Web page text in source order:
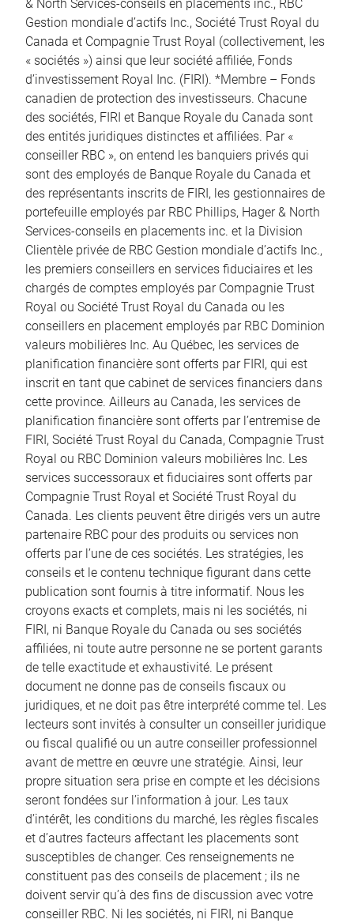
& North Services-conseils en placements inc., RBC
Gestion mondiale d’actifs Inc., Société Trust Royal du
Canada et Compagnie Trust Royal (collectivement, les
« sociétés ») ainsi que leur société affiliée, Fonds
d’investissement Royal Inc. (FIRI). *Membre – Fonds
canadien de protection des investisseurs. Chacune
des sociétés, FIRI et Banque Royale du Canada sont
des entités juridiques distinctes et affiliées. Par «
conseiller RBC », on entend les banquiers privés qui
sont des employés de Banque Royale du Canada et
des représentants inscrits de FIRI, les gestionnaires de
portefeuille employés par RBC Phillips, Hager & North
Services-conseils en placements inc. et la Division
Clientèle privée de RBC Gestion mondiale d’actifs Inc.,
les premiers conseillers en services fiduciaires et les
chargés de comptes employés par Compagnie Trust
Royal ou Société Trust Royal du Canada ou les
conseillers en placement employés par RBC Dominion
valeurs mobilières Inc. Au Québec, les services de
planification financière sont offerts par FIRI, qui est
inscrit en tant que cabinet de services financiers dans
cette province. Ailleurs au Canada, les services de
planification financière sont offerts par l’entremise de
FIRI, Société Trust Royal du Canada, Compagnie Trust
Royal ou RBC Dominion valeurs mobilières Inc. Les
services successoraux et fiduciaires sont offerts par
Compagnie Trust Royal et Société Trust Royal du
Canada. Les clients peuvent être dirigés vers un autre
partenaire RBC pour des produits ou services non
offerts par l’une de ces sociétés. Les stratégies, les
conseils et le contenu technique figurant dans cette
publication sont fournis à titre informatif. Nous les
croyons exacts et complets, mais ni les sociétés, ni
FIRI, ni Banque Royale du Canada ou ses sociétés
affiliées, ni toute autre personne ne se portent garants
de telle exactitude et exhaustivité. Le présent
document ne donne pas de conseils fiscaux ou
juridiques, et ne doit pas être interprété comme tel. Les
lecteurs sont invités à consulter un conseiller juridique
ou fiscal qualifié ou un autre conseiller professionnel
avant de mettre en œuvre une stratégie. Ainsi, leur
propre situation sera prise en compte et les décisions
seront fondées sur l’information à jour. Les taux
d’intérêt, les conditions du marché, les règles fiscales
et d’autres facteurs affectant les placements sont
susceptibles de changer. Ces renseignements ne
constituent pas des conseils de placement ; ils ne
doivent servir qu’à des fins de discussion avec votre
conseiller RBC. Ni les sociétés, ni FIRI, ni Banque